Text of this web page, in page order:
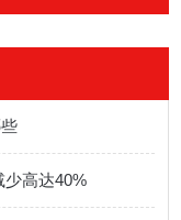
少高达40%